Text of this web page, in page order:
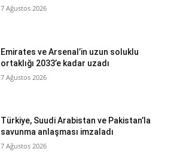
7 Ağustos 2026
Emirates ve Arsenal’in uzun soluklu
ortaklığı 2033’e kadar uzadı
7 Ağustos 2026
Türkiye, Suudi Arabistan ve Pakistan’la
savunma anlaşması imzaladı
7 Ağustos 2026